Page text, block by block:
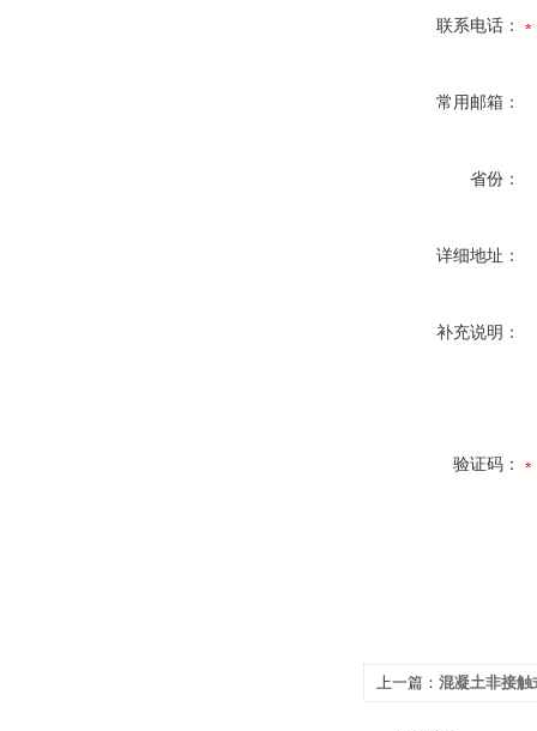
联系电话：
常用邮箱：
省份：
详细地址：
补充说明：
验证码：
上一篇： 混凝土非接触